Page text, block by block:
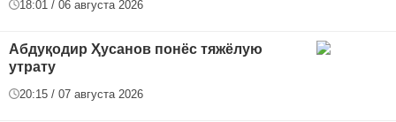
18:01 / 06 августа 2026
Абдуқодир Ҳусанов понёс тяжёлую
утрату
20:15 / 07 августа 2026